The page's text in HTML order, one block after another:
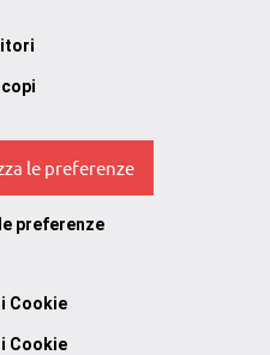
le preferenze
preferenze
Cookie
Cookie